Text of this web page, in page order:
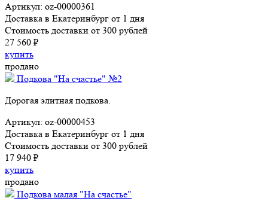
Артикул: oz-00000361
Доставка в Екатеринбург от 1 дня
Стоимость доставки от 300 рублей
27 560 ₽
купить
продано
Подкова "На счастье" №2
Дорогая элитная подкова.
Артикул: oz-00000453
Доставка в Екатеринбург от 1 дня
Стоимость доставки от 300 рублей
17 940 ₽
купить
продано
Подкова малая "На счастье"